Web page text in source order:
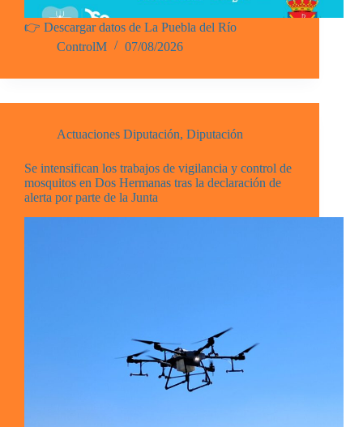
👉 Descargar datos de La Puebla del Río
ControlM
07/08/2026
Actuaciones Diputación, Diputación
Se intensifican los trabajos de vigilancia y control de
mosquitos en Dos Hermanas tras la declaración de
alerta por parte de la Junta